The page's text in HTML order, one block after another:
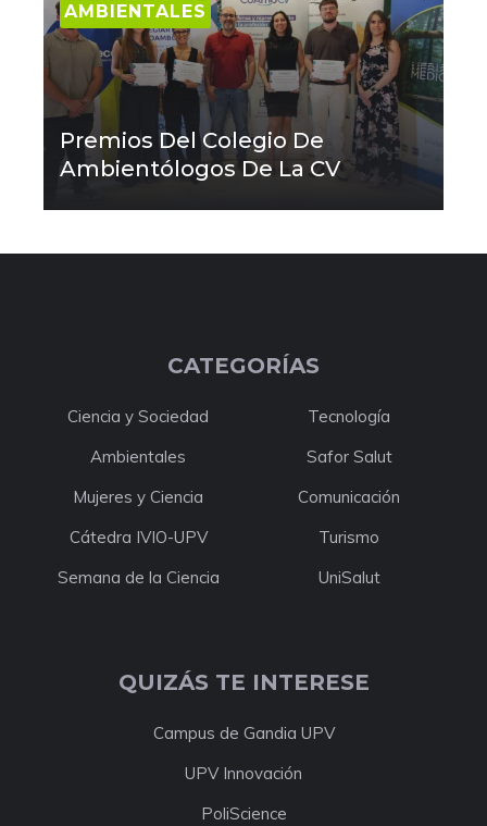
AMBIENTALES
Premios Del Colegio De
Ambientólogos De La CV
CATEGORÍAS
Ciencia y Sociedad
Tecnología
Ambientales
Safor Salut
Mujeres y Ciencia
Comunicación
Cátedra IVIO-UPV
Turismo
Semana de la Ciencia
UniSalut
QUIZÁS TE INTERESE
Campus de Gandia UPV
UPV Innovación
PoliScience